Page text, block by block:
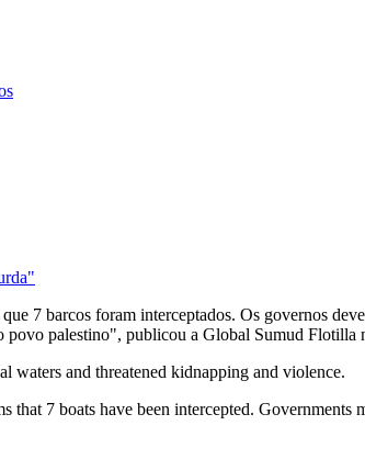
7 barcos foram interceptados. Os governos
povo palestino", publicou a Global Sumud Flotilla
waters and threatened kidnapping and violence.
that 7 boats have been intercepted.